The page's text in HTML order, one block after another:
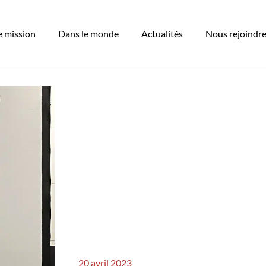
mission Dans le monde Actualités Nous rejoindre
20 avril 2023